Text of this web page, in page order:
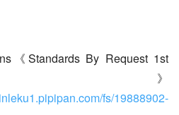
《Standards By Request 1st
》
fs/19888902-